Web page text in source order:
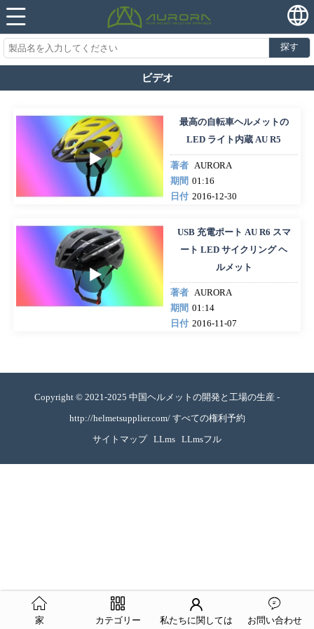
探す
ビデオ
最高の自転車ヘルメットの
LED ライト内蔵 AU R5
著者 AURORA
期間 01:16
日付 2016-12-30
USB 充電ポート AU R6 スマ
ート LED サイクリング ヘ
ルメット
著者 AURORA
期間 01:14
日付 2016-11-07
Copyright © 2021-2025 中国ヘルメットの開発と工場の生産 -
http://helmetsupplier.com/ すべての権利予約
サイトマップ LLms LLmsフル
家 カテゴリー 私たちに関しては お問い合わせ